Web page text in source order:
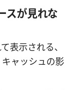
スが見れな
表示される、
ャッシュの影